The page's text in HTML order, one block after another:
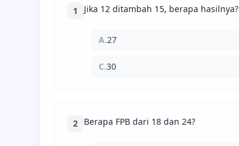
1 Jika 12 ditambah 15, berapa hasilnya?
A.27
C.30
2 Berapa FPB dari 18 dan 24?